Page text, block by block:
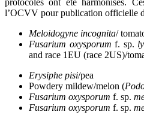
protocoles ont été harmonisés.
l’OCVV pour publication officielle
Meloidogyne incognita/
Fusarium oxysporum f. sp.
and race 1EU (race 2US)/
Erysiphe pisi/pea
Powdery mildew/melon (
Fusarium oxysporum f. sp.
Fusarium oxysporum f. sp.